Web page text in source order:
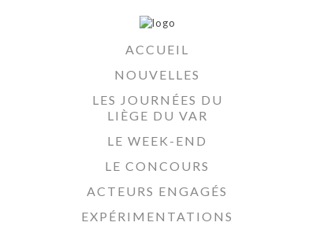
ACCUEIL
NOUVELLES
LES JOURNÉES DU
LIÈGE DU VAR
LE WEEK-END
LE CONCOURS
ACTEURS ENGAGÉS
EXPÉRIMENTATIONS